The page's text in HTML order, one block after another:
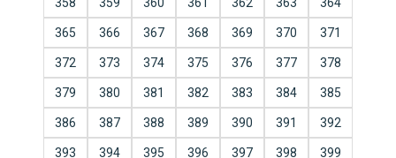
365 366 367 368 369 370 371
372 373 374 375 376 377 378
379 380 381 382 383 384 385
386 387 388 389 390 391 392
393 394 395 396 397 398 399